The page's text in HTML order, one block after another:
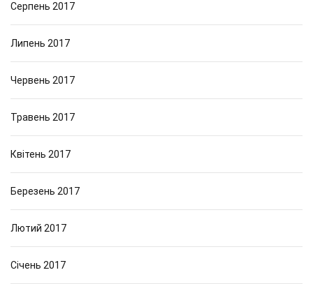
Серпень 2017
Липень 2017
Червень 2017
Травень 2017
Квітень 2017
Березень 2017
Лютий 2017
Січень 2017